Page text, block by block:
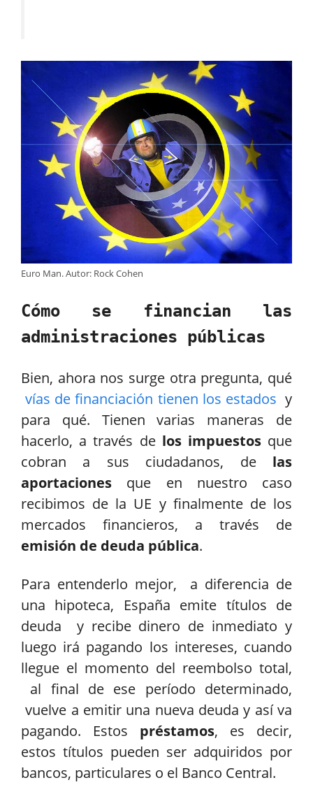
Euro Man. Autor: Rock Cohen
Cómo se financian las
administraciones públicas
Bien, ahora nos surge otra pregunta, qué
vías de financiación tienen los estados y
para qué. Tienen varias maneras de
hacerlo, a través delos impuestosque
cobran a sus ciudadanos, de las
aportaciones que en nuestro caso
recibimos de la UE y finalmente de los
mercados financieros, a través de
emisión de deuda pública.
Para entenderlo mejor, a diferencia de
una hipoteca, España emite títulos de
deuda y recibe dinero de inmediato y
luego irá pagando los intereses, cuando
llegue el momento del reembolso total,
al final de ese período determinado,
vuelve a emitir una nueva deuda y así va
pagando. Estos préstamos, es decir,
estos títulos pueden ser adquiridos por
bancos, particulares o el Banco Central.